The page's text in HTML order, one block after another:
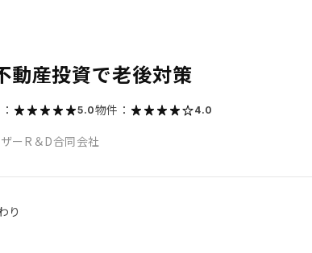
動産投資で老後対策
5.0物件： 4.0
ーR＆D合同会社
り